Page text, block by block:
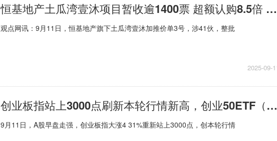
恒基地产土瓜湾壹沐项目暂收逾1400票 超额认购8.5倍 今日热议
观点网讯：9月11日，恒基地产旗下土瓜湾壹沐加推价单3号，涉41伙，整批
2025-09-
创业板指站上3000点刷新本轮行情新高，创业50ETF（159682）半日大涨4.64%，权重股“易中天”均涨超10%
9月11日，A股早盘走强，创业板指大涨4 31%重新站上3000点，创本轮行情